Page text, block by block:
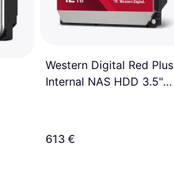
Western Digital Red Plus
Internal NAS HDD 3.5"
613 €